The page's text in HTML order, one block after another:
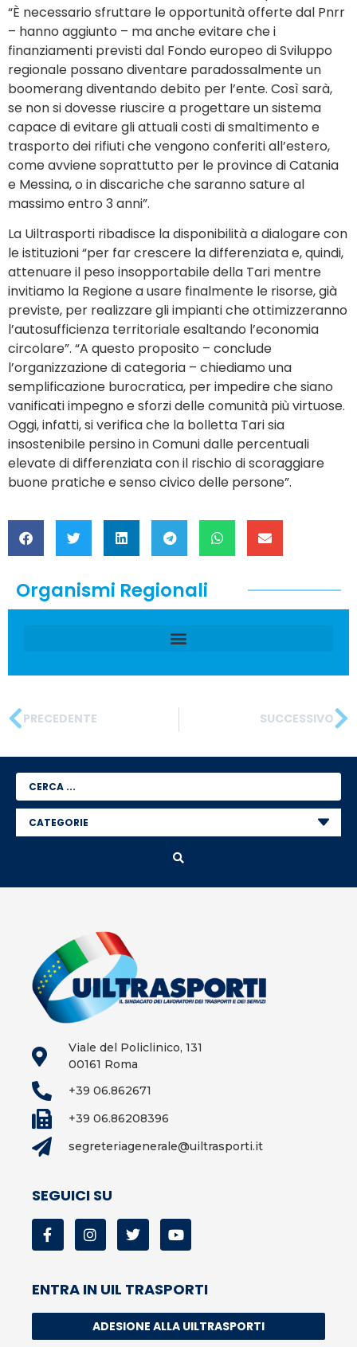
“È necessario sfruttare le opportunità offerte dal Pnrr
– hanno aggiunto – ma anche evitare che i
finanziamenti previsti dal Fondo europeo di Sviluppo
regionale possano diventare paradossalmente un
boomerang diventando debito per l’ente. Così sarà,
se non si dovesse riuscire a progettare un sistema
capace di evitare gli attuali costi di smaltimento e
trasporto dei rifiuti che vengono conferiti all’estero,
come avviene soprattutto per le province di Catania
e Messina, o in discariche che saranno sature al
massimo entro 3 anni”.
La Uiltrasporti ribadisce la disponibilità a dialogare con
le istituzioni “per far crescere la differenziata e, quindi,
attenuare il peso insopportabile della Tari mentre
invitiamo la Regione a usare finalmente le risorse, già
previste, per realizzare gli impianti che ottimizzeranno
l’autosufficienza territoriale esaltando l’economia
circolare”. “A questo proposito – conclude
l’organizzazione di categoria – chiediamo una
semplificazione burocratica, per impedire che siano
vanificati impegno e sforzi delle comunità più virtuose.
Oggi, infatti, si verifica che la bolletta Tari sia
insostenibile persino in Comuni dalle percentuali
elevate di differenziata con il rischio di scoraggiare
buone pratiche e senso civico delle persone”.
Organismi Regionali
PRECEDENTE SUCCESSIVO
Viale del Policlinico, 131
00161 Roma
+39 06.862671
+39 06.86208396
segreteriagenerale@uiltrasporti.it
SEGUICI SU
ENTRA IN UIL TRASPORTI
ADESIONE ALLA UILTRASPORTI